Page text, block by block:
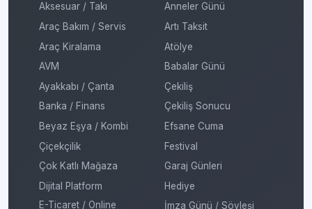
Aksesuar / Takı
Araç Bakım / Servis
Araç Kiralama
AVM
Ayakkabı / Çanta
Banka / Finans
Beyaz Eşya / Kombi
Çiçekçilik
Çok Katlı Mağaza
Dijital Platform
E-Ticaret / Online
Anneler Günü
Artı Taksit
Atölye
Babalar Günü
Çekiliş
Çekiliş Sonucu
Efsane Cuma
Festival
Garaj Günleri
Hediye
İmza Günü / Söyleşi